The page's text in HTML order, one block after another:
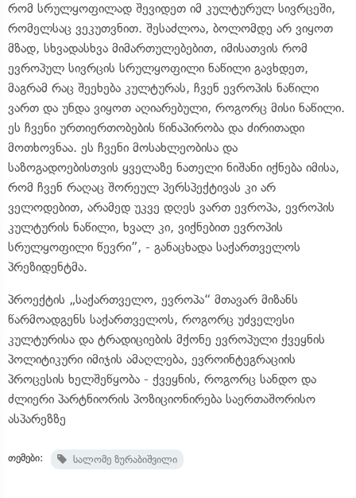
რომ სრულყოფილად შევიდეთ იმ კულტურულ სივრცეში,
რომელსაც ვეკუთვნით. შესაძლოა, ბოლომდე არ ვიყოთ
მზად, სხვადასხვა მიმართულებებით, იმისათვის რომ
ევროპულ სივრცის სრულყოფილი ნაწილი გავხდეთ,
მაგრამ რაც შეეხება კულტურას, ჩვენ ევროპის ნაწილი
ვართ და უნდა ვიყოთ აღიარებული, როგორც მისი ნაწილი.
ეს ჩვენი ურთიერთობების წინაპირობა და ძირითადი
მოთხოვნაა. ეს ჩვენი მოსახლეობისა და
საზოგადოებისთვის ყველაზე ნათელი ნიშანი იქნება იმისა,
რომ ჩვენ რაღაც შორეულ პერსპექტივას კი არ
ველოდებით, არამედ უკვე დღეს ვართ ევროპა, ევროპის
კულტურის ნაწილი, ხვალ კი, ვიქნებით ევროპის
სრულყოფილი წევრი”, - განაცხადა საქართველოს
პრეზიდენტმა.
პროექტის „საქართველო, ევროპა“ მთავარ მიზანს
წარმოადგენს საქართველოს, როგორც უძველესი
კულტურისა და ტრადიციების მქონე ევროპული ქვეყნის
პოლიტიკური იმიჯის ამაღლება, ევროინტეგრაციის
პროცესის ხელშეწყობა - ქვეყნის, როგორც სანდო და
ძლიერი პარტნიორის პოზიციონირება საერთაშორისო
ასპარეზზე
თემები: სალომე ზურაბიშვილი